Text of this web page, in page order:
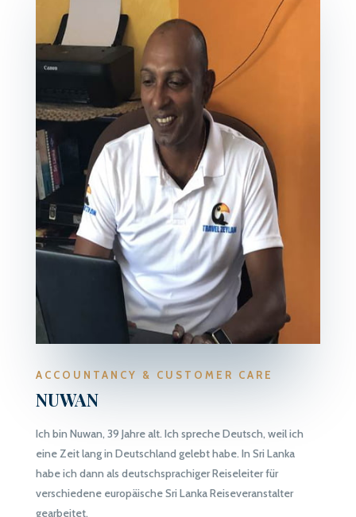
ACCOUNTANCY & CUSTOMER CARE
NUWAN
Ich bin Nuwan, 39 Jahre alt. Ich spreche Deutsch, weil ich
eine Zeit lang in Deutschland gelebt habe. In Sri Lanka
habe ich dann als deutschsprachiger Reiseleiter für
verschiedene europäischeSri Lanka Reiseveranstalter
gearbeitet.